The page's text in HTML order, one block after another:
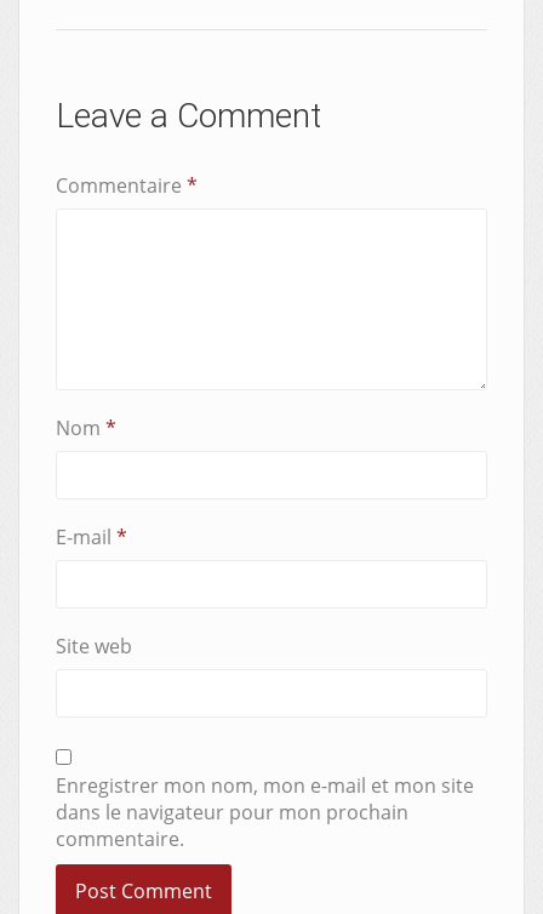
Leave a Comment
Commentaire *
Nom *
E-mail *
Site web
Enregistrer mon nom, mon e-mail et mon site
dans le navigateur pour mon prochain
commentaire.